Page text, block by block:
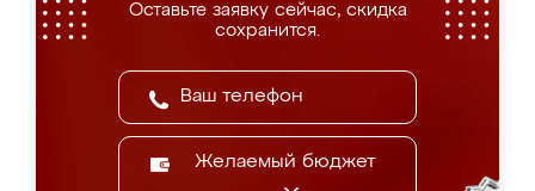
Оставьте заявку сейчас, скидка
сохранится.
Желаемый бюджет